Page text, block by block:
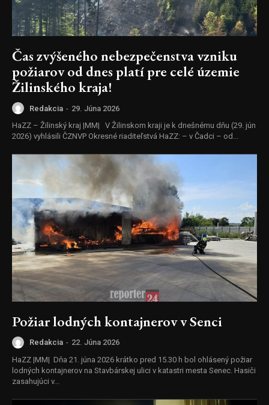
Čas zvýšeného nebezpečenstva vzniku
požiarov od dnes platí pre celé územie
Žilinského kraja!
Redakcia - 29. Júna 2026
HaZZ – Žilinský kraj |MM| V Žilinskom kraji je k dnešnému dňu (29. jún
2026) vyhlásili ČZNVP Okresné riaditeľstvá HaZZ: – v Čadci – od...
Požiar lodných kontajnerov v Senci
Redakcia - 22. Júna 2026
HaZZ |MM| Dňa 21. júna 2026 krátko pred 15.30 h bol ohlásený požiar
lodných kontajnerov na Stavbárskej ulici v katastri mesta Senec. Hasiči
zasahujúci v...